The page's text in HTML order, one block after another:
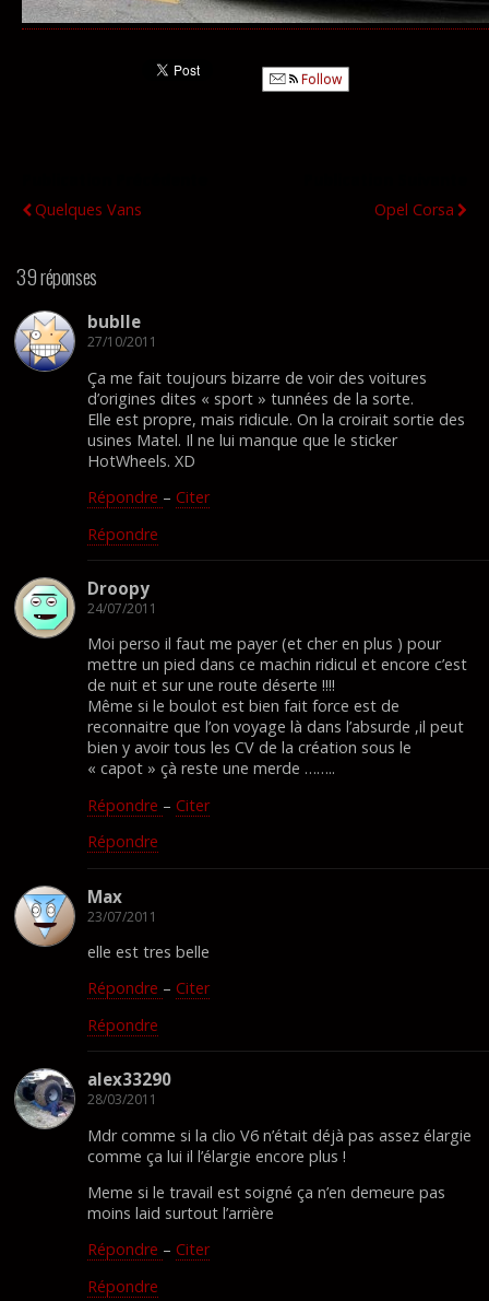
Follow
Quelques Vans
Opel Corsa
39 réponses
bublle
27/10/2011
Ça me fait toujours bizarre de voir des voitures
d’origines dites « sport » tunnées de la sorte.
Elle est propre, mais ridicule. On la croirait sortie des
usines Matel. Il ne lui manque que le sticker
HotWheels. XD
Répondre – Citer
Répondre
Droopy
24/07/2011
Moi perso il faut me payer (et cher en plus ) pour
mettre un pied dans ce machin ridicul et encore c’est
de nuit et sur une route déserte !!!!
Même si le boulot est bien fait force est de
reconnaitre que l’on voyage là dans l’absurde ,il peut
bien y avoir tous les CV de la création sous le
« capot » çà reste une merde ……..
Répondre – Citer
Répondre
Max
23/07/2011
elle est tres belle
Répondre – Citer
Répondre
alex33290
28/03/2011
Mdr comme si la clio V6 n’était déjà pas assez élargie
comme ça lui il l’élargie encore plus !
Meme si le travail est soigné ça n’en demeure pas
moins laid surtout l’arrière
Répondre – Citer
Répondre